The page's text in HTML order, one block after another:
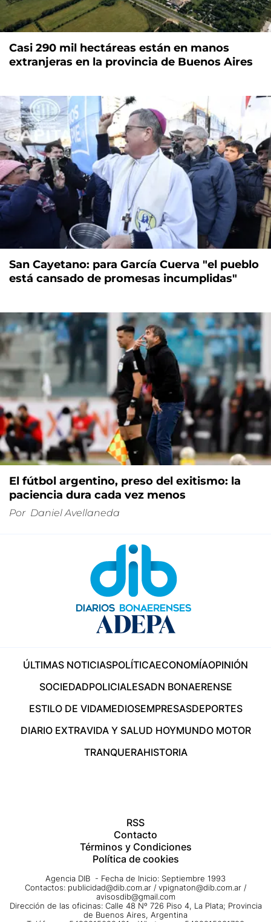
Casi 290 mil hectáreas están en manos
extranjeras en la provincia de Buenos Aires
San Cayetano: para García Cuerva "el pueblo
está cansado de promesas incumplidas"
El fútbol argentino, preso del exitismo: la
paciencia dura cada vez menos
Por Daniel Avellaneda
ÚLTIMAS NOTICIASPOLÍTICAECONOMÍAOPINIÓN
SOCIEDADPOLICIALESADN BONAERENSE
ESTILO DE VIDAMEDIOSEMPRESASDEPORTES
DIARIO EXTRAVIDA Y SALUD HOYMUNDO MOTOR
TRANQUERAHISTORIA
RSS
Contacto
Términos y Condiciones
Política de cookies
Agencia DIB - Fecha de Inicio: Septiembre 1993
Contactos: publicidad@dib.com.ar / vpignaton@dib.com.ar /
avisosdib@gmail.com
Dirección de las oficinas: Calle 48 Nº 726 Piso 4, La Plata; Provincia
de Buenos Aires, Argentina